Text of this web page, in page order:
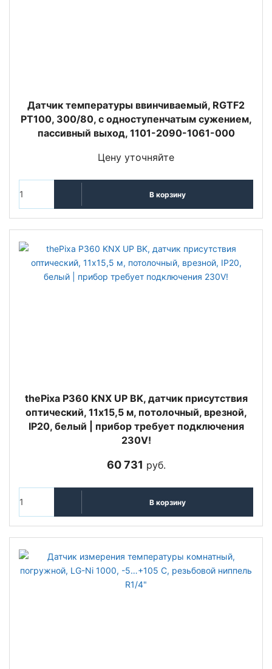
Датчик температуры ввинчиваемый, RGTF2
PT100, 300/80, с одноступенчатым сужением,
пассивный выход, 1101-2090-1061-000
Цену уточняйте
В корзину
thePixa P360 KNX UP BK, датчик присутствия
оптический, 11х15,5 м, потолочный, врезной,
IP20, белый | прибор требует подключения
230V!
60 731 руб.
В корзину